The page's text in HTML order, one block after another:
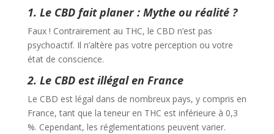
1. Le CBD fait planer : Mythe ou réalité ?
Faux ! Contrairement au THC, le CBD n’est pas
psychoactif. Il n’altère pas votre perception ou votre
état de conscience.
2. Le CBD est illégal en France
Le CBD est légal dans de nombreux pays, y compris en
France, tant que la teneur en THC est inférieure à 0,3
%. Cependant, les réglementations peuvent varier.